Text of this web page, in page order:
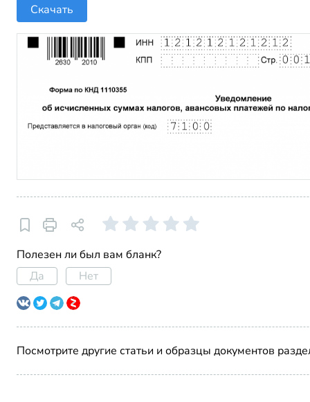
Скачать
Полезен ли был вам бланк?
Да
Нет
Посмотрите другие статьи и образцы документов